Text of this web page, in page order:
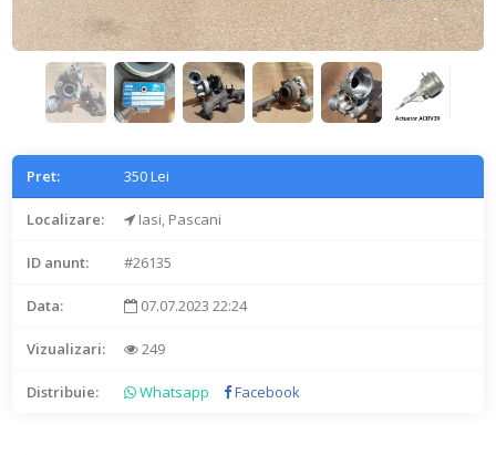
Pret: 350 Lei
Localizare: Iasi, Pascani
ID anunt: #26135
Data: 07.07.2023 22:24
Vizualizari: 249
Distribuie: Whatsapp Facebook